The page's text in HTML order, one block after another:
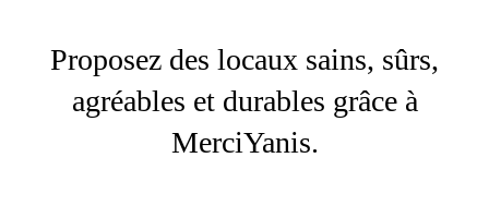
Proposez des locaux sains, sûrs,
agréables et durables grâce à
MerciYanis.